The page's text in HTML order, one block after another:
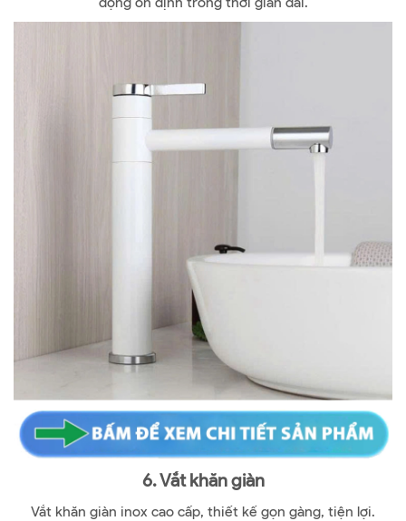
6. Vắt khăn giàn
Vắt khăn giàn inox cao cấp, thiết kế gọn gàng, tiện lợi.